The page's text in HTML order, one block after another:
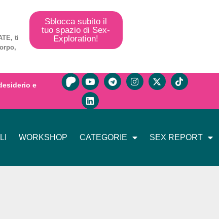
, ti
Sblocca subito il
tuo spazio di Sex-
Exploration!
e
WORKSHOP CATEGORIE SEX REPORT